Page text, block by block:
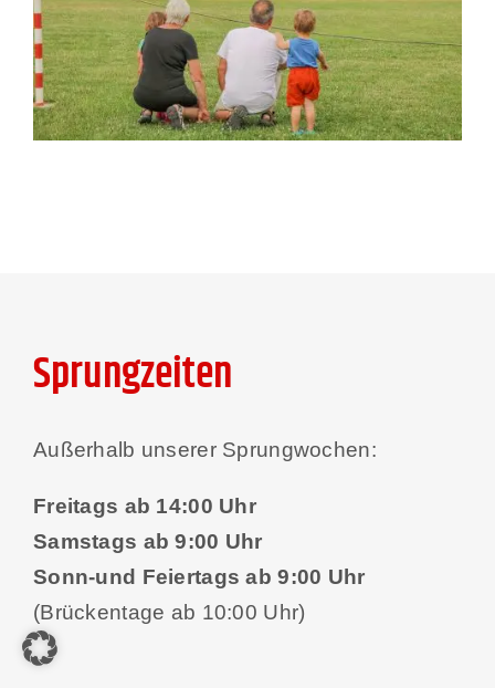
Sprungzeiten
Außerhalb unserer Sprungwochen:
Freitags ab 14:00 Uhr
Samstags ab 9:00 Uhr
Sonn-und Feiertags ab 9:00 Uhr
(Brückentage ab 10:00 Uhr)